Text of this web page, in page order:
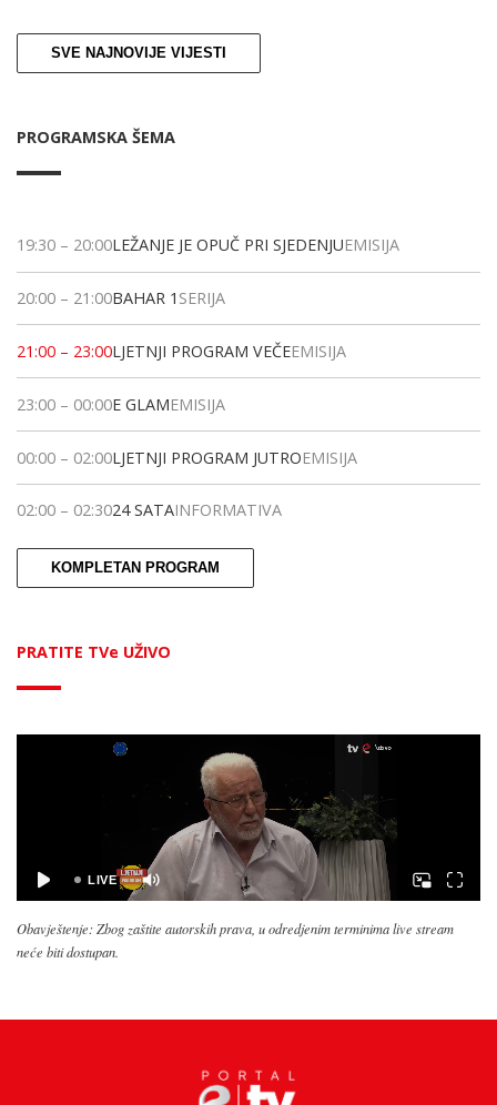
SVE NAJNOVIJE VIJESTI
PROGRAMSKA ŠEMA
19:30 – 20:00LEŽANJE JE OPUČ PRI SJEDENJUEMISIJA
20:00 – 21:00BAHAR 1 SERIJA
21:00 – 23:00LJETNJI PROGRAM VEČEEMISIJA
23:00 – 00:00E GLAMEMISIJA
00:00 – 02:00LJETNJI PROGRAM JUTROEMISIJA
02:00 – 02:3024 SATAINFORMATIVA
KOMPLETAN PROGRAM
PRATITE TVe UŽIVO
Obavještenje: Zbog zaštite autorskih prava, u odredjenim terminima live stream
neće biti dostupan.